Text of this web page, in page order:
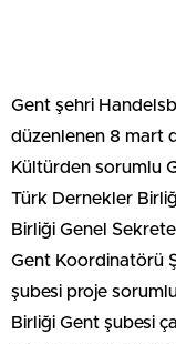
Gent şehri
düzenlenen 8 mart
Kültürden sorumlu
Türk Dernekler
Birliği Genel
Gent Koordinatörü
şubesi proje
Birliği Gent şubesi